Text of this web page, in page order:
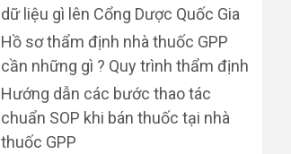
dữ liệu gì lên Cổng Dược Quốc Gia
Hồ sơ thẩm định nhà thuốc GPP
cần những gì ? Quy trình thẩm định
Hướng dẫn các bước thao tác
chuẩn SOP khi bán thuốc tại nhà
thuốc GPP